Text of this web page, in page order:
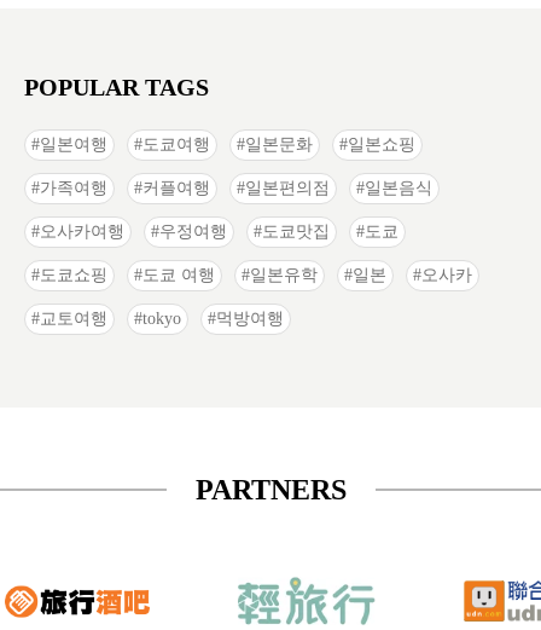
POPULAR TAGS
일본여행 도쿄여행 일본문화 일본쇼핑
가족여행 커플여행 일본편의점 일본음식
오사카여행 우정여행 도쿄맛집 도쿄
도쿄쇼핑 도쿄 여행 일본유학 일본 오사카
교토여행 tokyo 먹방여행
PARTNERS